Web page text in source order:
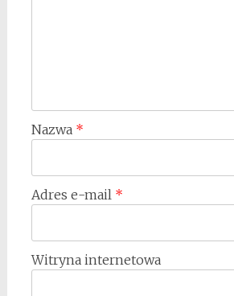
Nazwa *
Adres e-mail *
Witryna internetowa